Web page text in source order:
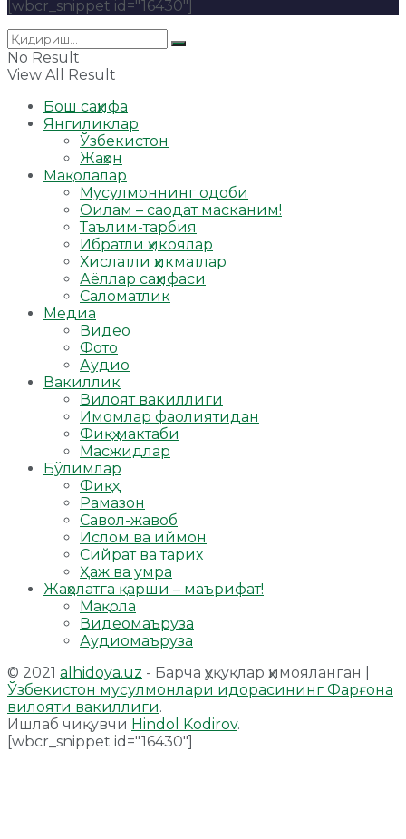
[wbcr_snippet id="16430"]
No Result
View All Result
Бош саҳифа
Янгиликлар
Ўзбекистон
Жаҳон
Мақолалар
Мусулмоннинг одоби
Оилам – саодат масканим!
Таълим-тарбия
Ибратли ҳикоялар
Хислатли ҳикматлар
Аёллар саҳифаси
Саломатлик
Медиа
Видео
Фото
Аудио
Вакиллик
Вилоят вакиллиги
Имомлар фаолиятидан
Фиқҳ мактаби
Масжидлар
Бўлимлар
Фиқҳ
Рамазон
Савол-жавоб
Ислом ва иймон
Сийрат ва тарих
Ҳаж ва умра
Жаҳолатга қарши – маърифат!
Мақола
Видеомаъруза
Аудиомаъруза
© 2021 alhidoya.uz - Барча ҳуқуқлар ҳимояланган |
Ўзбекистон мусулмонлари идорасининг Фарғона
вилояти вакиллиги.
Ишлаб чиқувчи Hindol Kodirov.
[wbcr_snippet id="16430"]